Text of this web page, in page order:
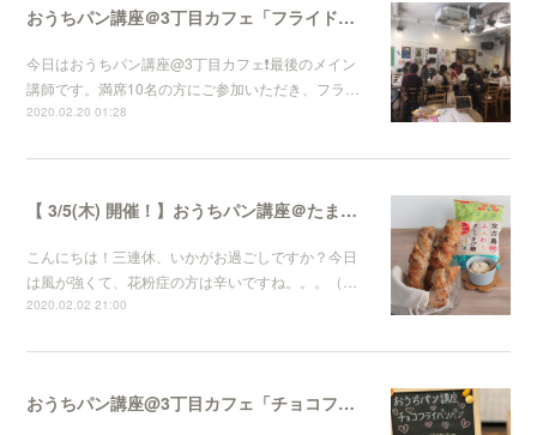
おうちパン講座＠3丁目カフェ「フライドオニオンとチーズの切りっぱなしパン」
今日はおうちパン講座@3丁目カフェ❗️最後のメイン
講師です。満席10名の方にご参加いただき、フラ…
2020.02.20 01:28
【 3/5(木) 開催！】おうちパン講座＠たまプラーザ「3丁目カフェ」
こんにちは！三連休、いかがお過ごしですか？今日
は風が強くて、花粉症の方は辛いですね。。。（…
2020.02.02 21:00
おうちパン講座@3丁目カフェ「チョコフライパンパン」